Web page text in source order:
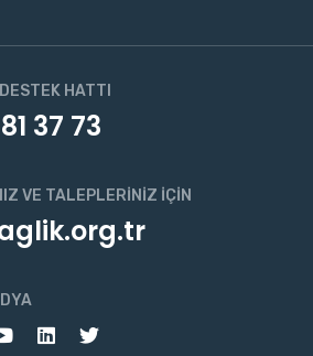
HATTI
37 73
VE TALEPLERINIZ İÇIN